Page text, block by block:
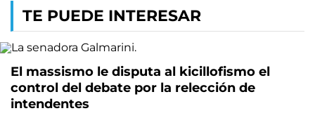
TE PUEDE INTERESAR
El massismo le disputa al kicillofismo el
control del debate por la relección de
intendentes